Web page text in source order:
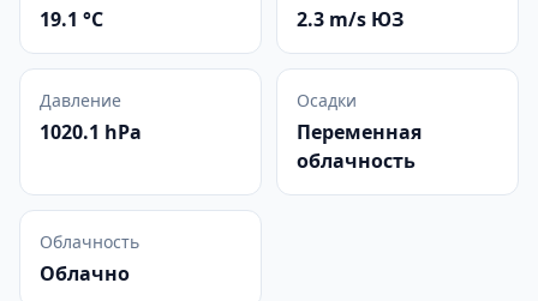
19.1 °C 2.3 m/s ЮЗ
Давление
1020.1 hPa
Осадки
Переменная
облачность
Облачность
Облачно